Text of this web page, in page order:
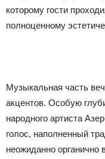
которому гости
полноценному
Музыкальная часть
акцентов. Особую
народного артиста
голос, наполненный
неожиданно органично